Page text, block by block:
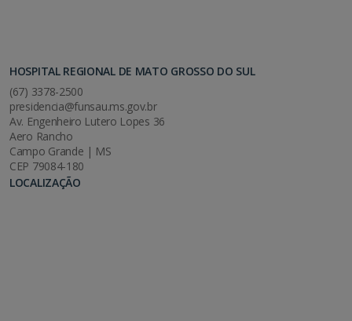
HOSPITAL REGIONAL DE MATO GROSSO DO SUL
(67) 3378-2500
presidencia@funsau.ms.gov.br
Av. Engenheiro Lutero Lopes 36
Aero Rancho
Campo Grande | MS
CEP 79084-180
LOCALIZAÇÃO